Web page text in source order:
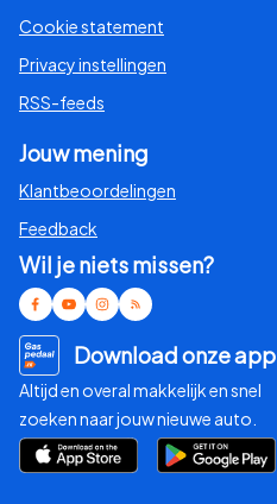
Cookie statement
Privacy instellingen
RSS-feeds
Jouw mening
Klantbeoordelingen
Feedback
Wil je niets missen?
Download onze app
Altijd en overal makkelijk en snel
zoeken naar jouw nieuwe auto.